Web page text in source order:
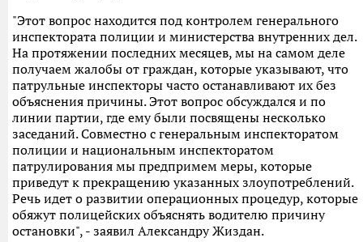
"Этот вопрос находится под контролем генерального
инспектората полиции и министерства внутренних дел.
На протяжении последних месяцев, мы на самом деле
получаем жалобы от граждан, которые указывают, что
патрульные инспекторы часто останавливают их без
объяснения причины. Этот вопрос обсуждался и по
линии партии, где ему были посвящены несколько
заседаний. Совместно с генеральным инспекторатом
полиции и национальным инспекторатом
патрулирования мы предпримем меры, которые
приведут к прекращению указанных злоупотреблений.
Речь идет о развитии операционных процедур, которые
обяжут полицейских объяснять водителю причину
остановки", - заявил Александру Жиздан.